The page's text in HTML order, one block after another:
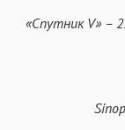
«Спутник V» –